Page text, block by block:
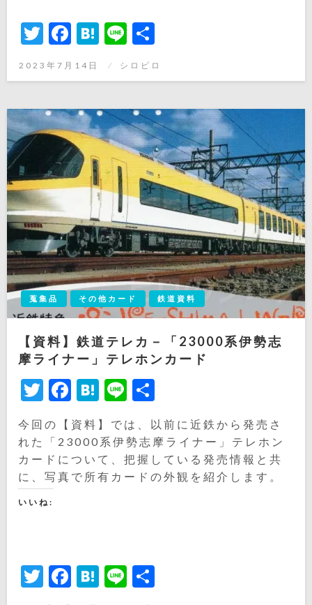
Twitter
Facebook
Hatena
Line
有
投
日:
2023年7月14日 シロピロ
蒐集品 その他カード 鉄道資料
【資料】鉄道テレカ－「23000系伊勢志
摩ライナー」テレホンカード
Twitter
Facebook
Hatena
Line
今回の【資料】では、以前に近鉄から発売さ
れた「23000系伊勢志摩ライナー」テレホン
カードについて、把握している発売情報と共
に、写真で所有カードの外観を紹介します。
いいね:
Twitter
Facebook
Hatena
Line